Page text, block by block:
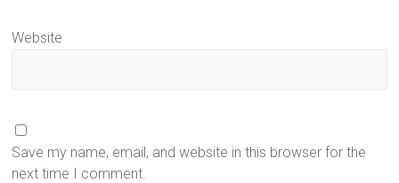
Website
Save my name, email, and website in this browser for the
next time I comment.